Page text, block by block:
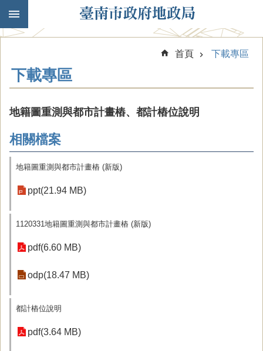
跳到主要內容區塊
首頁 下載專區
下載專區
地籍圖重測與都市計畫樁、都計樁位說明
相關檔案
地籍圖重測與都市計畫樁 (新版)
ppt(21.94 MB)
1120331地籍圖重測與都市計畫樁 (新版)
pdf(6.60 MB)
odp(18.47 MB)
都計樁位說明
pdf(3.64 MB)